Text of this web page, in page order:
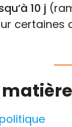
10 j
certaines